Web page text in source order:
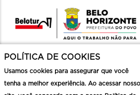
POLÍTICA DE COOKIES
Usamos cookies para assegurar que você
tenha a melhor experiência. Ao acessar nosso